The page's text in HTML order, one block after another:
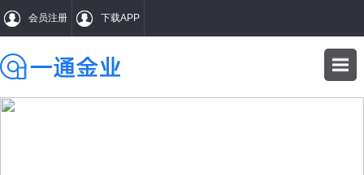
会员注册 下载APP